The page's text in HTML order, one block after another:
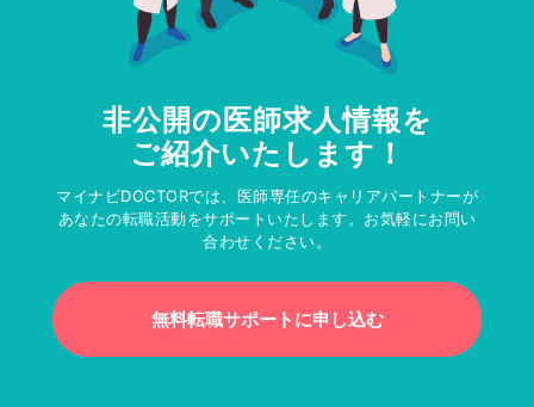
非公開の医師求人情報を
ご紹介いたします！
マイナビDOCTORでは、医師専任のキャリアパートナーが
あなたの転職活動をサポートいたします。お気軽にお問い
合わせください。
無料転職サポートに申し込む